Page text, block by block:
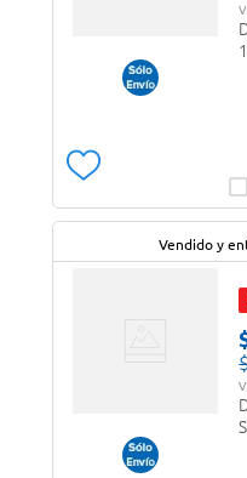
Vendido y